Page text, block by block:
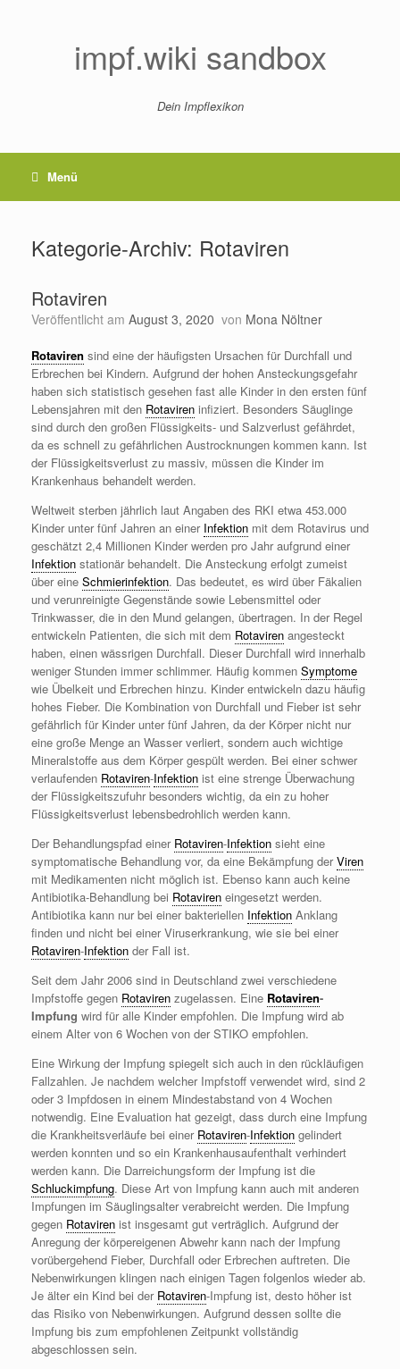
impf.wiki sandbox
Dein Impflexikon
Menü
Kategorie-Archiv: Rotaviren
Rotaviren
Veröffentlicht am August 3, 2020 von Mona Nöltner
Rotaviren sind eine der häufigsten Ursachen für Durchfall und
Erbrechen bei Kindern. Aufgrund der hohen Ansteckungsgefahr
haben sich statistisch gesehen fast alle Kinder in den ersten fünf
Lebensjahren mit den Rotaviren infiziert. Besonders Säuglinge
sind durch den großen Flüssigkeits- und Salzverlust gefährdet,
da es schnell zu gefährlichen Austrocknungen kommen kann. Ist
der Flüssigkeitsverlust zu massiv, müssen die Kinder im
Krankenhaus behandelt werden.
Weltweit sterben jährlich laut Angaben des RKI etwa 453.000
Kinder unter fünf Jahren an einer Infektion mit dem Rotavirus und
geschätzt 2,4 Millionen Kinder werden pro Jahr aufgrund einer
Infektion stationär behandelt. Die Ansteckung erfolgt zumeist
über eine Schmierinfektion. Das bedeutet, es wird über Fäkalien
und verunreinigte Gegenstände sowie Lebensmittel oder
Trinkwasser, die in den Mund gelangen, übertragen. In der Regel
entwickeln Patienten, die sich mit dem Rotaviren angesteckt
haben, einen wässrigen Durchfall. Dieser Durchfall wird innerhalb
weniger Stunden immer schlimmer. Häufig kommen Symptome
wie Übelkeit und Erbrechen hinzu. Kinder entwickeln dazu häufig
hohes Fieber. Die Kombination von Durchfall und Fieber ist sehr
gefährlich für Kinder unter fünf Jahren, da der Körper nicht nur
eine große Menge an Wasser verliert, sondern auch wichtige
Mineralstoffe aus dem Körper gespült werden. Bei einer schwer
verlaufenden Rotaviren-Infektion ist eine strenge Überwachung
der Flüssigkeitszufuhr besonders wichtig, da ein zu hoher
Flüssigkeitsverlust lebensbedrohlich werden kann.
Der Behandlungspfad einer Rotaviren-Infektion sieht eine
symptomatische Behandlung vor, da eine Bekämpfung derViren
mit Medikamenten nicht möglich ist. Ebenso kann auch keine
Antibiotika-Behandlung bei Rotaviren eingesetzt werden.
Antibiotika kann nur bei einer bakteriellen Infektion Anklang
finden und nicht bei einer Viruserkrankung, wie sie bei einer
Rotaviren-Infektion der Fall ist.
Seit dem Jahr 2006 sind in Deutschland zwei verschiedene
Impfstoffe gegen Rotaviren zugelassen. Eine Rotaviren-
Impfung wird für alle Kinder empfohlen. Die Impfung wird ab
einem Alter von 6 Wochen von der STIKO empfohlen.
Eine Wirkung der Impfung spiegelt sich auch in den rückläufigen
Fallzahlen. Je nachdem welcher Impfstoff verwendet wird, sind 2
oder 3 Impfdosen in einem Mindestabstand von 4 Wochen
notwendig. Eine Evaluation hat gezeigt, dass durch eine Impfung
die Krankheitsverläufe bei einer Rotaviren-Infektion gelindert
werden konnten und so ein Krankenhausaufenthalt verhindert
werden kann. Die Darreichungsform der Impfung ist die
Schluckimpfung. Diese Art von Impfung kann auch mit anderen
Impfungen im Säuglingsalter verabreicht werden. Die Impfung
gegen Rotaviren ist insgesamt gut verträglich. Aufgrund der
Anregung der körpereigenen Abwehr kann nach der Impfung
vorübergehend Fieber, Durchfall oder Erbrechen auftreten. Die
Nebenwirkungen klingen nach einigen Tagen folgenlos wieder ab.
Je älter ein Kind bei der Rotaviren-Impfung ist, desto höher ist
das Risiko von Nebenwirkungen. Aufgrund dessen sollte die
Impfung bis zum empfohlenen Zeitpunkt vollständig
abgeschlossen sein.